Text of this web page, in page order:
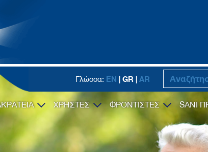
Γλώσσα: EN | GR | AR
ΧΡΗΣΤΕΣ ΦΡΟΝΤΙΣΤΕΣ SANI